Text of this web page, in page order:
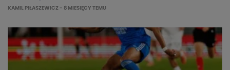
KAMIL PIŁASZEWICZ - 8 MIESIĘCY TEMU